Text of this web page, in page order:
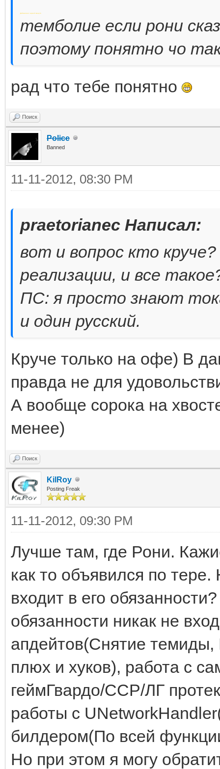
Добавлено через 6 минут
темболие если рони
поэтому понятно чо
рад что тебе понятно
Поиск
Police
Banned
11-11-2012, 08:30 PM
praetorianec Написал:
вот и вопрос кто
реализации, и все
ПС: я просто знают
и один русский.
Круче только на офе) В
правда не для
А вообще сорока на
менее)
Поиск
KilRoy
Posting Freak
11-11-2012, 09:30 PM
Лучше там, где Рони.
как то объявился по
входит в его
обязанности никак не
апдейтов(Снятие
плюх и хуков), работа с
геймГвардо/ССР/ЛГ
работы с
билдером(По всей
Но при этом я могу